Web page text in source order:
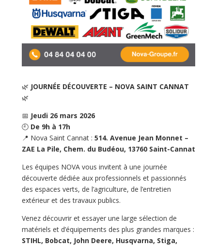
🌿 JOURNÉE DÉCOUVERTE – NOVA SAINT CANNAT
🌿
📅 Jeudi 26 mars 2026
🕘 De 9h à 17h
📍 Nova Saint Cannat : 514. Avenue Jean Monnet –
ZAE La Pile, Chem. du Budéou, 13760 Saint-Cannat
Les équipes NOVA vous invitent à une journée
découverte dédiée aux professionnels et passionnés
des espaces verts, de l’agriculture, de l’entretien
extérieur et des travaux publics.
Venez découvrir et essayer une large sélection de
matériels et d’équipements des plus grandes marques :
STIHL, Bobcat, John Deere, Husqvarna, Stiga,